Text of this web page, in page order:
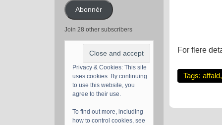
adresseAbonnér
Join 28 other subscribers
Privacy & Cookies: This site
uses cookies. By continuing
to use this website, you
agree to their use.
To find out more, including
how to control cookies, see
For flere
Tags: affald